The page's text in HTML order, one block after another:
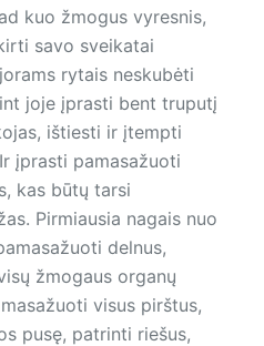
kuo žmogus vyresnis,
savo sveikatai
rytais neskubėti
joje įprasti bent truputį
ištiesti ir įtempti
įprasti pamasažuoti
kas būtų tarsi
Pirmiausia nagais nuo
delnus,
žmogaus organų
visus pirštus,
pusę, patrinti riešus,